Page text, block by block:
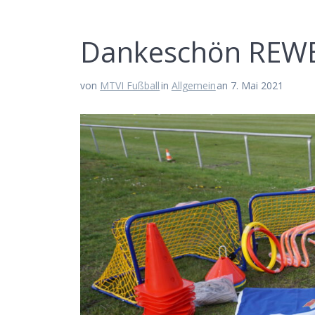
Dan­ke­schön
von MTVI Fußballin Allgemeinan 7. Mai 2021